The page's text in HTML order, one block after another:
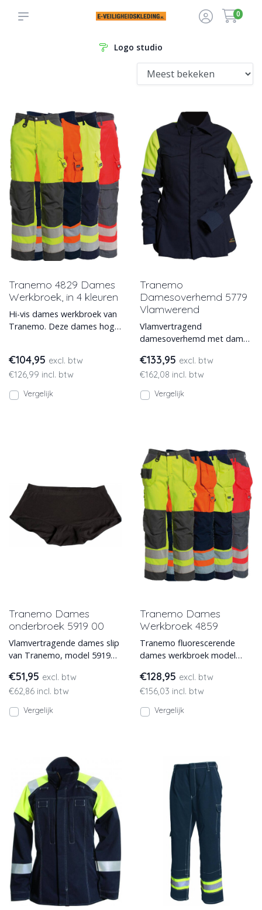
0
Logo studio
Tranemo 4829 Dames
Werkbroek, in 4 kleuren
Hi-vis dames werkbroek van
Tranemo. Deze dames hoge
€104,95 excl. btw
€126,99 incl. btw
Vergelijk
Tranemo
Damesoverhemd 5779
Vlamwerend
Vlamvertragend
damesoverhemd met dames
model 5779.Deze
vlamvertragend overhemd h
€133,95 excl. btw
€162,08 incl. btw
Vergelijk
Tranemo Dames
onderbroek 5919 00
Vlamvertragende dames slip
van Tranemo, model 5919
kwalitatieve dames slip.
€51,95 excl. btw
€62,86 incl. btw
Vergelijk
Tranemo Dames
Werkbroek 4859
Tranemo fluorescerende
dames werkbroek model
werkbroek heeft extra
zakken en is duu
€128,95 excl. btw
€156,03 incl. btw
Vergelijk